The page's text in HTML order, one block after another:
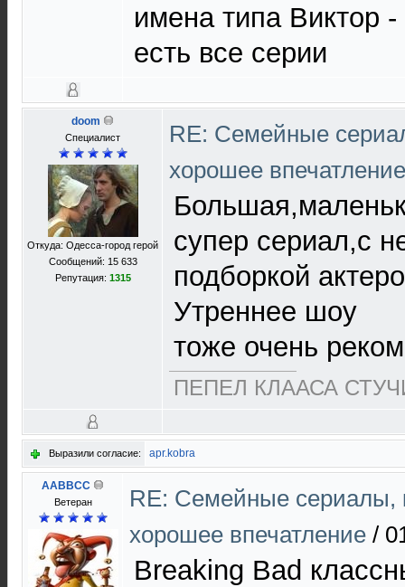
имена типа Виктор
есть все серии
doom
Специалист
Откуда: Одесса-город герой
Сообщений: 15 633
Репутация: 1315
RE: Cемейные
хорошее
супер сериал,с
подборкой
Утреннее шоу
тоже очень
ПЕПЕЛ КЛААСА
Выразили согласие: apr.kobra
AABBCC
Ветеран
RE: Cемейные сериалы,
хорошее впечатление /
Breaking Bad